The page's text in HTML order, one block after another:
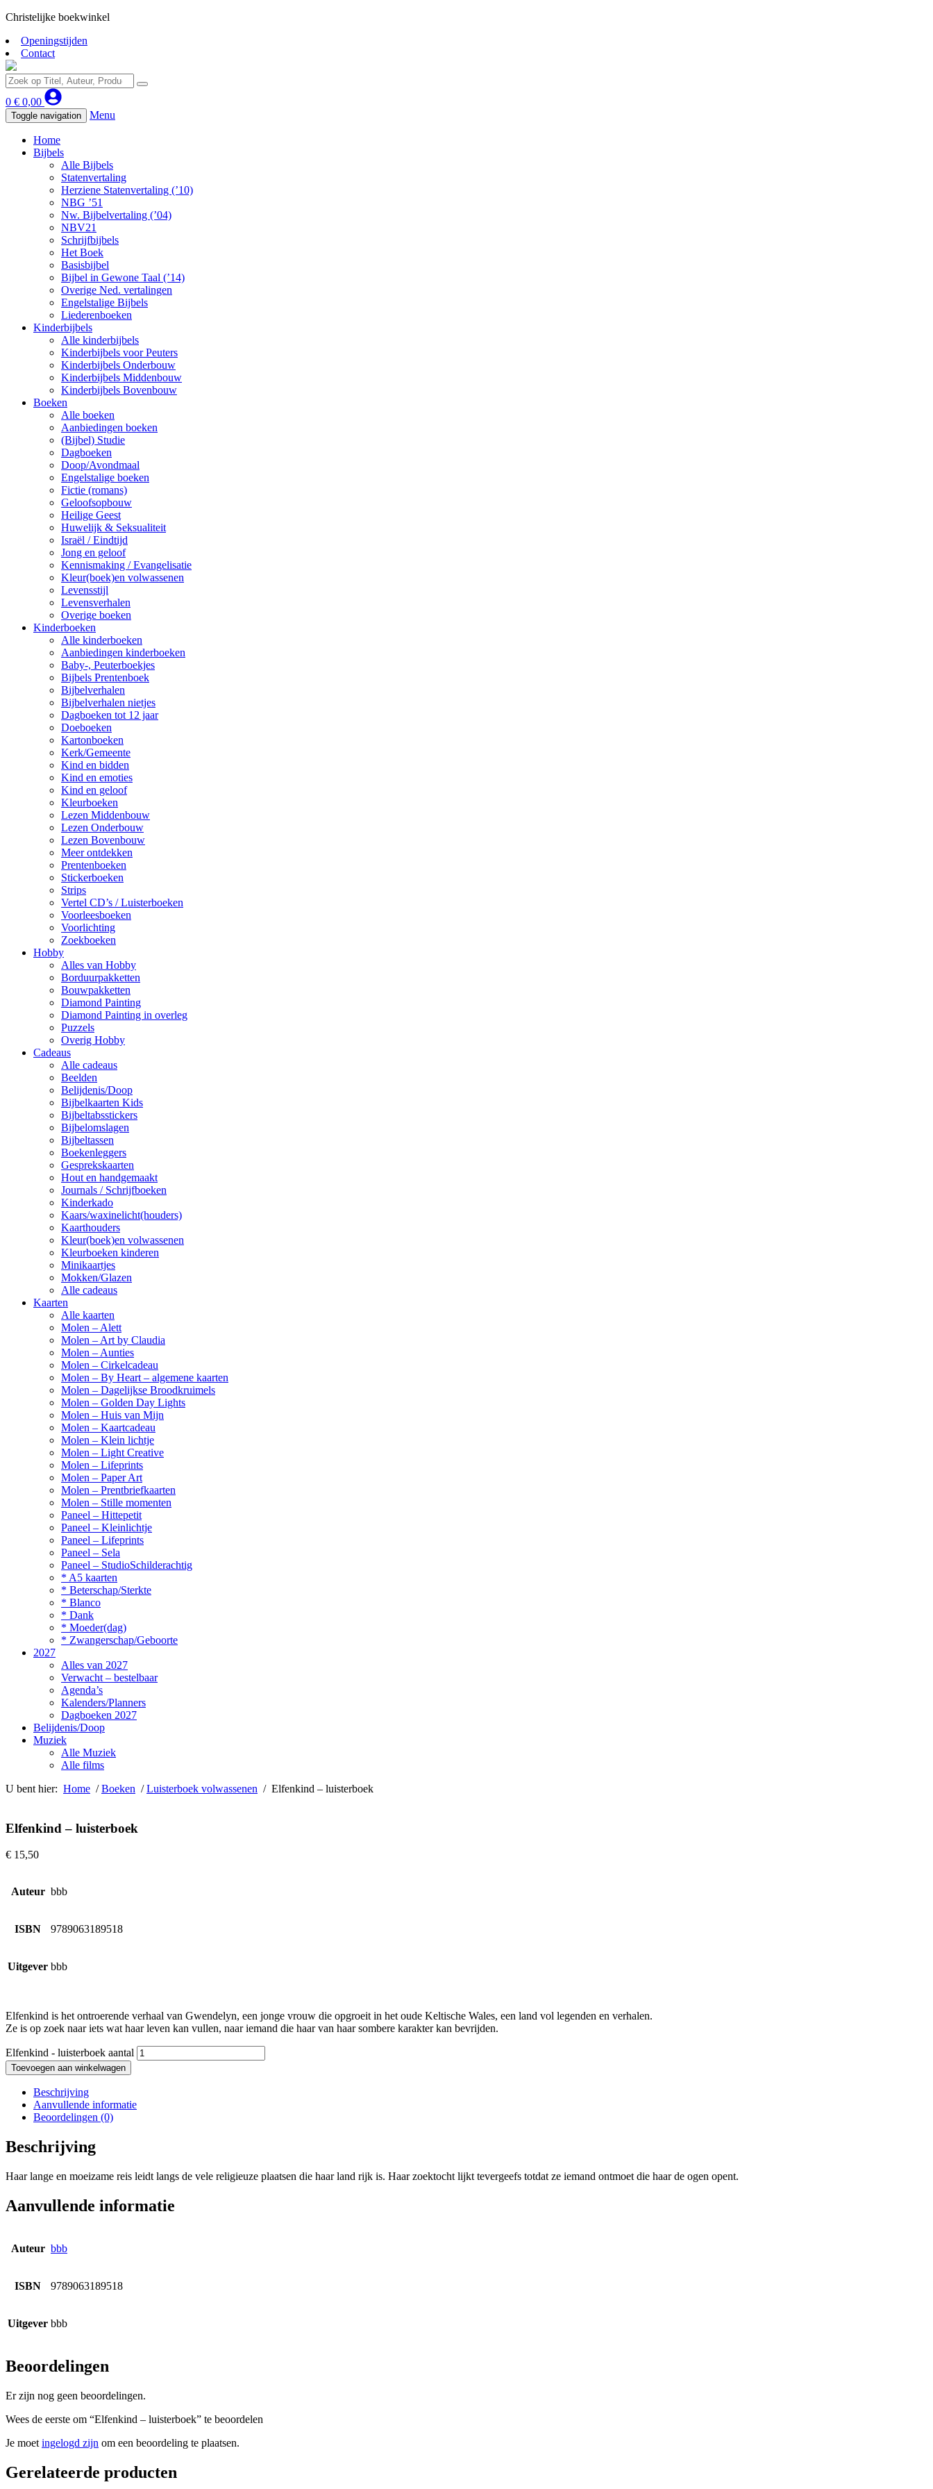
Christelijke boekwinkel
Openingstijden
Contact
0 € 0,00
Toggle navigation Menu
Home
Bijbels
Alle Bijbels
Statenvertaling
Herziene Statenvertaling (’10)
NBG ’51
Nw. Bijbelvertaling (’04)
NBV21
Schrijfbijbels
Het Boek
Basisbijbel
Bijbel in Gewone Taal (’14)
Overige Ned. vertalingen
Engelstalige Bijbels
Liederenboeken
Kinderbijbels
Alle kinderbijbels
Kinderbijbels voor Peuters
Kinderbijbels Onderbouw
Kinderbijbels Middenbouw
Kinderbijbels Bovenbouw
Boeken
Alle boeken
Aanbiedingen boeken
(Bijbel) Studie
Dagboeken
Doop/Avondmaal
Engelstalige boeken
Fictie (romans)
Geloofsopbouw
Heilige Geest
Huwelijk & Seksualiteit
Israël / Eindtijd
Jong en geloof
Kennismaking / Evangelisatie
Kleur(boek)en volwassenen
Levensstijl
Levensverhalen
Overige boeken
Kinderboeken
Alle kinderboeken
Aanbiedingen kinderboeken
Baby-, Peuterboekjes
Bijbels Prentenboek
Bijbelverhalen
Bijbelverhalen nietjes
Dagboeken tot 12 jaar
Doeboeken
Kartonboeken
Kerk/Gemeente
Kind en bidden
Kind en emoties
Kind en geloof
Kleurboeken
Lezen Middenbouw
Lezen Onderbouw
Lezen Bovenbouw
Meer ontdekken
Prentenboeken
Stickerboeken
Strips
Vertel CD’s / Luisterboeken
Voorleesboeken
Voorlichting
Zoekboeken
Hobby
Alles van Hobby
Borduurpakketten
Bouwpakketten
Diamond Painting
Diamond Painting in overleg
Puzzels
Overig Hobby
Cadeaus
Alle cadeaus
Beelden
Belijdenis/Doop
Bijbelkaarten Kids
Bijbeltabsstickers
Bijbelomslagen
Bijbeltassen
Boekenleggers
Gesprekskaarten
Hout en handgemaakt
Journals / Schrijfboeken
Kinderkado
Kaars/waxinelicht(houders)
Kaarthouders
Kleur(boek)en volwassenen
Kleurboeken kinderen
Minikaartjes
Mokken/Glazen
Alle cadeaus
Kaarten
Alle kaarten
Molen – Alett
Molen – Art by Claudia
Molen – Aunties
Molen – Cirkelcadeau
Molen – By Heart – algemene kaarten
Molen – Dagelijkse Broodkruimels
Molen – Golden Day Lights
Molen – Huis van Mijn
Molen – Kaartcadeau
Molen – Klein lichtje
Molen – Light Creative
Molen – Lifeprints
Molen – Paper Art
Molen – Prentbriefkaarten
Molen – Stille momenten
Paneel – Hittepetit
Paneel – Kleinlichtje
Paneel – Lifeprints
Paneel – Sela
Paneel – StudioSchilderachtig
* A5 kaarten
* Beterschap/Sterkte
* Blanco
* Dank
* Moeder(dag)
* Zwangerschap/Geboorte
2027
Alles van 2027
Verwacht – bestelbaar
Agenda’s
Kalenders/Planners
Dagboeken 2027
Belijdenis/Doop
Muziek
Alle Muziek
Alle films
U bent hier: Home /Boeken /Luisterboek volwassenen / Elfenkind – luisterboek
Elfenkind – luisterboek
€ 15,50
Auteur bbb
ISBN 9789063189518
Uitgever bbb
Elfenkind is het ontroerende verhaal van Gwendelyn, een jonge vrouw die opgroeit in het oude Keltische Wales, een land vol legenden en verhalen.
Ze is op zoek naar iets wat haar leven kan vullen, naar iemand die haar van haar sombere karakter kan bevrijden.
Elfenkind - luisterboek aantal
Toevoegen aan winkelwagen
Beschrijving
Aanvullende informatie
Beoordelingen (0)
Beschrijving
Haar lange en moeizame reis leidt langs de vele religieuze plaatsen die haar land rijk is. Haar zoektocht lijkt tevergeefs totdat ze iemand ontmoet die haar de ogen opent.
Aanvullende informatie
Auteur bbb
ISBN 9789063189518
Uitgever bbb
Beoordelingen
Er zijn nog geen beoordelingen.
Wees de eerste om “Elfenkind – luisterboek” te beoordelen
Je moet ingelogd zijn om een beoordeling te plaatsen.
Gerelateerde producten